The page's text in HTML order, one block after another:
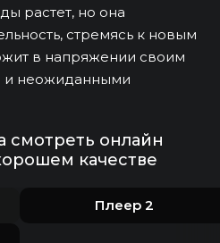
растет, но она
стремясь к новым
в напряжении своим
неожиданными
смотреть онлайн
качестве
Плеер 2